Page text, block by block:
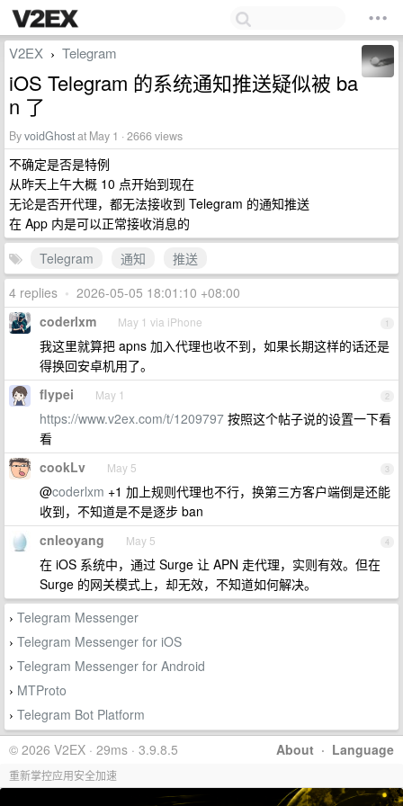
V2EX › Telegram
iOS Telegram 的系统通知推送疑似被 ba
n 了
ByvoidGhostat May 1 · 2666 views
不确定是否是特例
从昨天上午大概 10 点开始到现在
无论是否开代理，都无法接收到 Telegram 的通知推送
在 App 内是可以正常接收消息的
Telegram
通知
推送
4 replies • 2026-05-05 18:01:10 +08:00
1
coderlxm May 1 via iPhone
我这里就算把 apns 加入代理也收不到，如果长期这样的话还是
得换回安卓机用了。
2
flypei May 1
https://www.v2ex.com/t/1209797 按照这个帖子说的设置一下看
看
3
cookLv May 5
@coderlxm +1 加上规则代理也不行，换第三方客户端倒是还能
收到，不知道是不是逐步 ban
4
cnleoyang May 5
在 iOS 系统中，通过 Surge 让 APN 走代理，实则有效。但在
Surge 的网关模式上，却无效，不知道如何解决。
› Telegram Messenger
› Telegram Messenger for iOS
› Telegram Messenger for Android
› MTProto
› Telegram Bot Platform
About · Language
© 2026 V2EX · 29ms · 3.9.8.5
重新掌控应用安全加速